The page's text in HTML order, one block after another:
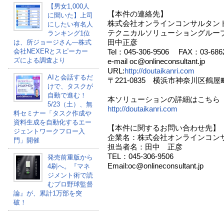
【男女1,000人
に聞いた】上司
にしたい有名人
ランキング1位
は、所ジョージさん―株式
会社NEXERとスピーカー
ズによる調査より
AIと会話するだ
けで、タスクが
自動で進む！
5/23（土）、無
料セミナー「タスク作成や
資料生成を自動化するエー
ジェントワークフロー入
門」開催
発売前重版から
4刷へ。『マネ
ジメント術で読
むプロ野球監督
論』が、累計1万部を突
破！
【本件の連絡先】
株式会社オンラインコンサルタン
テクニカルソリューショングル
田中正彦
Tel：045-306-9506 FAX：03-
e-mail oc@onlineconsultant.jp
URL:http://doutaikanri.com
〒221-0835 横浜市神奈川区鶴
本ソリューションの詳細はこちら
http://doutaikanri.com
【本件に関するお問い合わせ先】
企業名：株式会社オンラインコン
担当者名：田中 正彦
TEL：045-306-9506
Email:oc@onlineconsultant.jp